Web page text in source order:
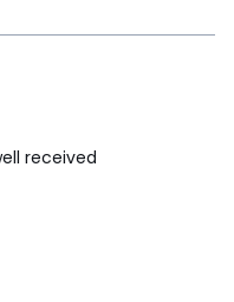
received